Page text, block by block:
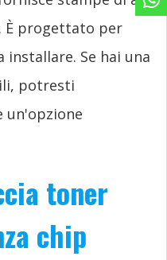
È progettato per
installare. Se hai una
potresti
un'opzione
toner
chip